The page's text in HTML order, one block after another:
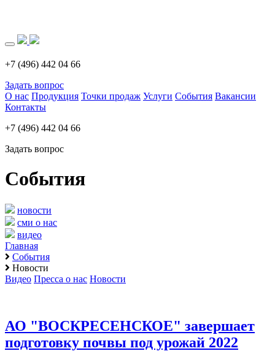
+7 (496) 442 04 66
Задать вопрос
О нас Продукция Точки продаж Услуги События Вакансии
Контакты
+7 (496) 442 04 66
Задать вопрос
События
новости
сми о нас
видео
Главная
События
Новости
Видео Пресса о нас Новости
АО "ВОСКРЕСЕНСКОЕ" завершает
подготовку почвы под урожай 2022